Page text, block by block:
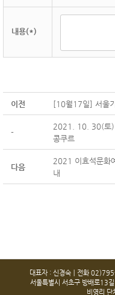
내용(*)
이전 [10월17일] 서울
-
2021. 10. 30(토)
콩쿠르
다음
2021 이효석문화
내
대표자 : 신경숙ㅣ전화
서울특별시 서초구 방배로13
비영리